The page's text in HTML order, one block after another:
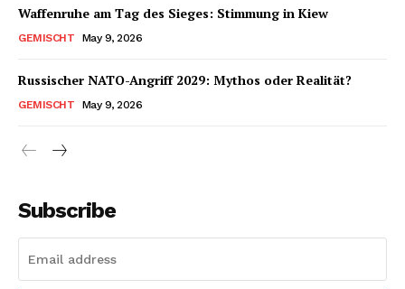
Waffenruhe am Tag des Sieges: Stimmung in Kiew
GEMISCHT May 9, 2026
Russischer NATO-Angriff 2029: Mythos oder Realität?
GEMISCHT May 9, 2026
Subscribe